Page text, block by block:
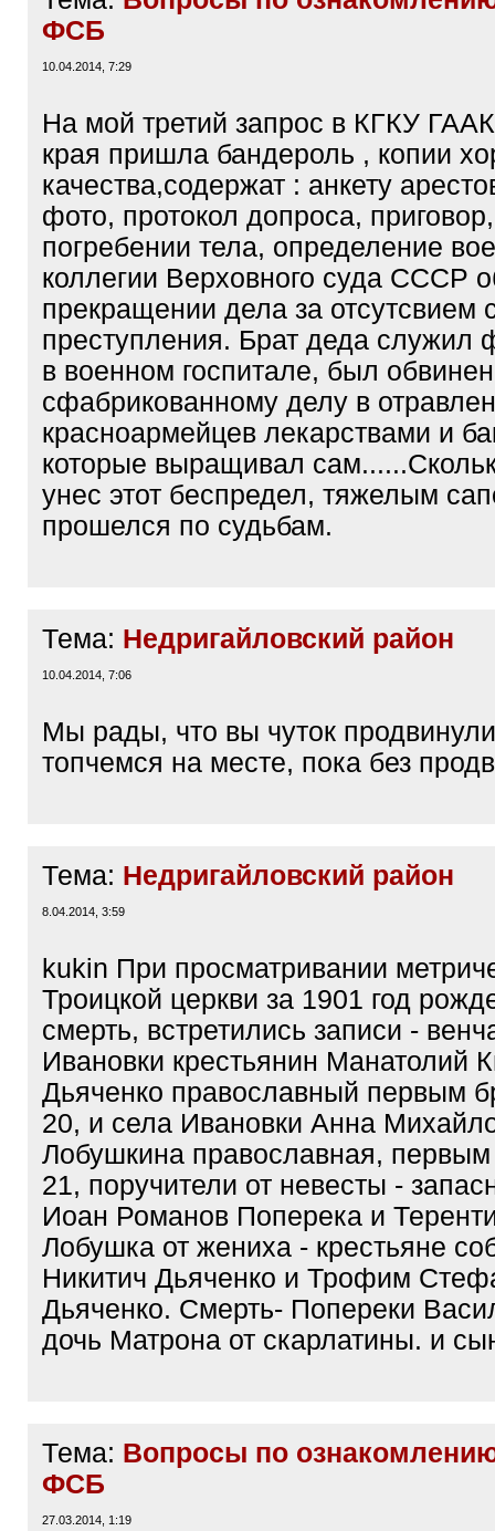
ФСБ
10.04.2014, 7:29
На мой третий запрос в КГКУ
края пришла бандероль , копии
качества,содержат : анкету
фото, протокол допроса,
погребении тела, определение
коллегии Верховного суда СССР
прекращении дела за отсутсвием
преступления. Брат деда
в военном госпитале, был
сфабрикованному делу в
красноармейцев лекарствами и
которые выращивал
унес этот беспредел, тяжелым
прошелся по судьбам.
Тема: Недригайловский район
10.04.2014, 7:06
Мы рады, что вы чуток
топчемся на месте, пока без
Тема: Недригайловский район
8.04.2014, 3:59
kukin При просматривании
Троицкой церкви за 1901 год
смерть, встретились записи -
Ивановки крестьянин Манатолий
Дьяченко православный первым
20, и села Ивановки Анна
Лобушкина православная,
21, поручители от невесты -
Иоан Романов Поперека и
Лобушка от жениха - крестьяне
Никитич Дьяченко и Трофим
Дьяченко. Смерть- Попереки
дочь Матрона от скарлатины. и
Тема: Вопросы по
ФСБ
27.03.2014, 1:19